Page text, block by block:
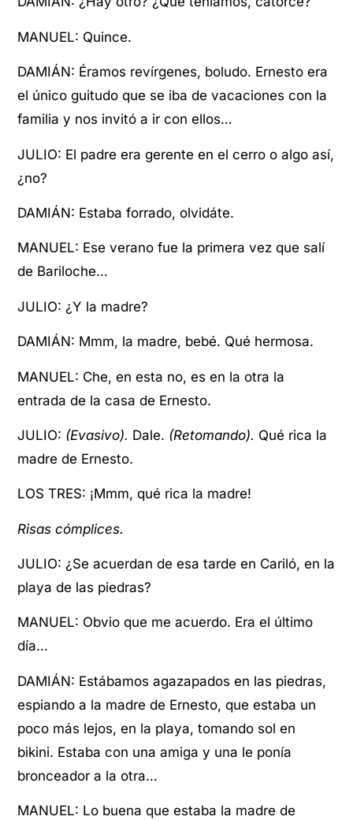
MANUEL: Quince.
DAMIÁN: Éramos revírgenes, boludo. Ernesto era
el único guitudo que se iba de vacaciones con la
familia y nos invitó a ir con ellos…
JULIO: El padre era gerente en el cerro o algo así,
¿no?
DAMIÁN: Estaba forrado, olvidáte.
MANUEL: Ese verano fue la primera vez que salí
de Bariloche…
JULIO: ¿Y la madre?
DAMIÁN: Mmm, la madre, bebé. Qué hermosa.
MANUEL: Che, en esta no, es en la otra la
entrada de la casa de Ernesto.
JULIO: (Evasivo). Dale. (Retomando). Qué rica la
madre de Ernesto.
LOS TRES: ¡Mmm, qué rica la madre!
Risas cómplices.
JULIO: ¿Se acuerdan de esa tarde en Cariló, en la
playa de las piedras?
MANUEL: Obvio que me acuerdo. Era el último
día…
DAMIÁN: Estábamos agazapados en las piedras,
espiando a la madre de Ernesto, que estaba un
poco más lejos, en la playa, tomando sol en
bikini. Estaba con una amiga y una le ponía
bronceador a la otra…
MANUEL: Lo buena que estaba la madre de